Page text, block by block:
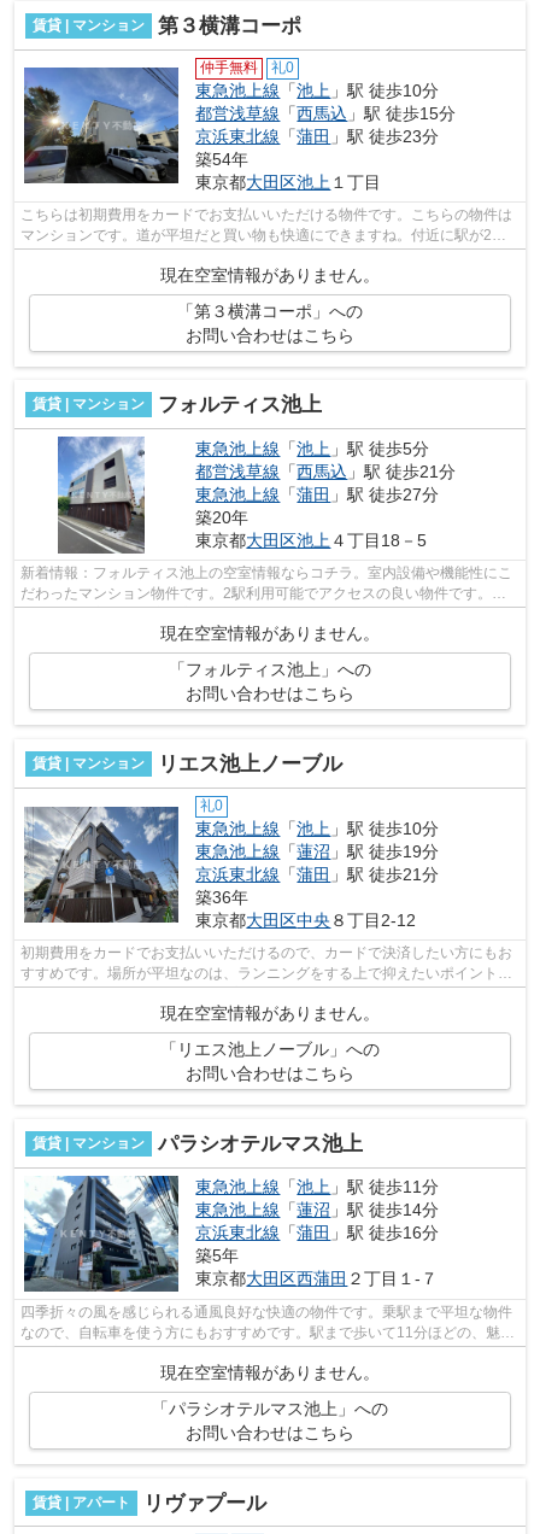
賃貸 | マンション 第３横溝コーポ
仲手無料 礼0
東急池上線 「池上 」駅 徒歩10分
都営浅草線 「西馬込 」駅 徒歩15分
京浜東北線 「蒲田 」駅 徒歩23分
築54年
東京都大田区池上 １丁目
こちらは初期費用をカードでお支払いいただける物件です。こちらの物件は
マンションです。道が平坦だと買い物も快適にできますね。付近に駅が2つ
あるので、用途や行き先によって経路を...
現在空室情報がありません。
「第３横溝コーポ」への
お問い合わせはこちら
賃貸 | マンション フォルティス池上
東急池上線 「池上 」駅 徒歩5分
都営浅草線 「西馬込 」駅 徒歩21分
東急池上線 「蒲田 」駅 徒歩27分
築20年
東京都大田区池上 ４丁目18－5
新着情報：フォルティス池上の空室情報ならコチラ。室内設備や機能性にこ
だわったマンション物件です。2駅利用可能でアクセスの良い物件です。こ
現在空室情報がありません。
「フォルティス池上」への
お問い合わせはこちら
賃貸 | マンション リエス池上ノーブル
礼0
東急池上線 「池上 」駅 徒歩10分
東急池上線 「蓮沼 」駅 徒歩19分
京浜東北線 「蒲田 」駅 徒歩21分
築36年
東京都大田区中央 ８丁目2-12
初期費用をカードでお支払いいただけるので、カードで決済したい方にもお
すすめです。場所が平坦なのは、ランニングをする上で抑えたいポイントで
現在空室情報がありません。
「リエス池上ノーブル」への
お問い合わせはこちら
賃貸 | マンション パラシオテルマス池上
東急池上線 「池上 」駅 徒歩11分
東急池上線 「蓮沼 」駅 徒歩14分
京浜東北線 「蒲田 」駅 徒歩16分
築5年
東京都大田区西蒲田 ２丁目１-７
四季折々の風を感じられる通風良好な快適の物件です。乗駅まで平坦な物件
なので、自転車を使う方にもおすすめです。駅まで歩いて11分ほどの、魅力
的な立地の物件です。造りとデザイン...
現在空室情報がありません。
「パラシオテルマス池上」への
お問い合わせはこちら
賃貸 | アパート リヴァプール